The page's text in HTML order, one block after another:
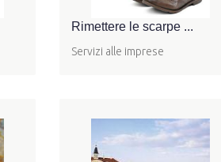
Rimettere le scarpe ...
Servizi alle imprese